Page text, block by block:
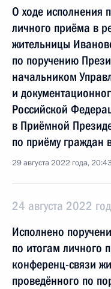
О ходе исполнения
личного приёма в
жительницы
по поручению
начальником
и
Российской
в Приёмной
по приёму
29 августа 2022 года,
24 августа 2022
Исполнено
по итогам личного
конференц-связи
проведённого по